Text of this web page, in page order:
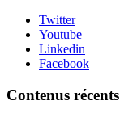
Twitter
Youtube
Linkedin
Facebook
Contenus récents